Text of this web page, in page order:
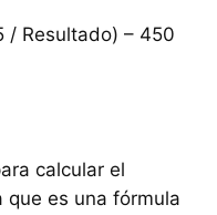
/ Resultado) – 450
calcular el
que es una fórmula